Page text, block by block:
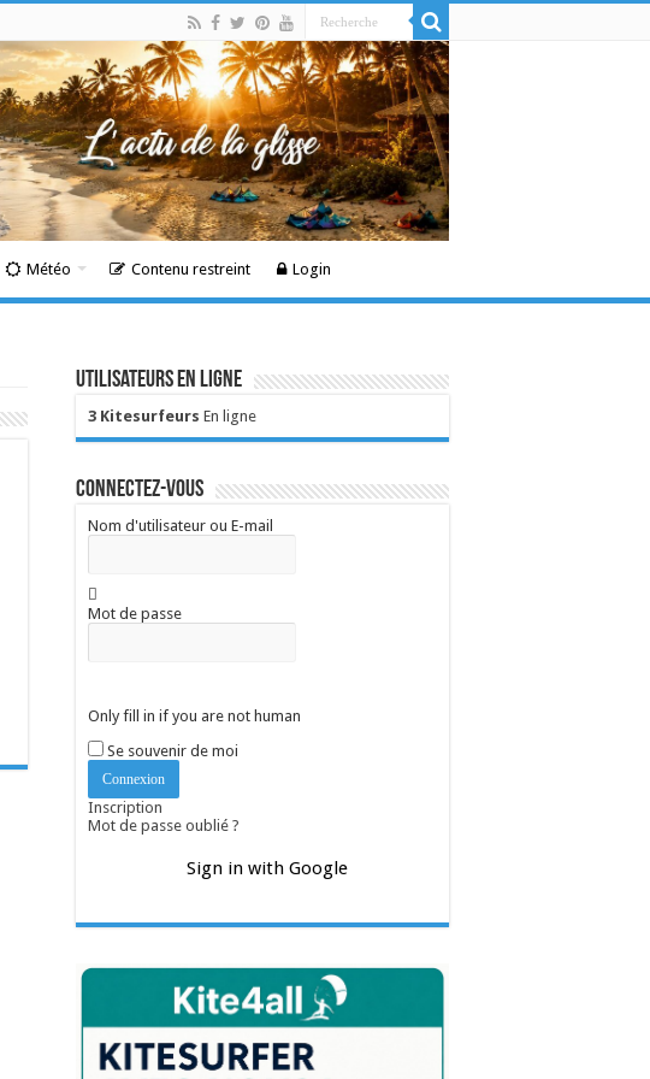
Météo Contenu restreint Login
Utilisateurs en ligne
3 Kitesurfeurs En ligne
Connectez-vous
Nom d'utilisateur ou E-mail
Mot de passe
Only fill in if you are not human
Se souvenir de moi
Inscription
Mot de passe oublié ?
Sign in with Google